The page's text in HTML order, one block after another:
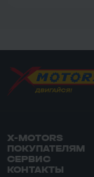
X-MOTORS
ПОКУПАТЕЛЯМ
СЕРВИС
КОНТАКТЫ